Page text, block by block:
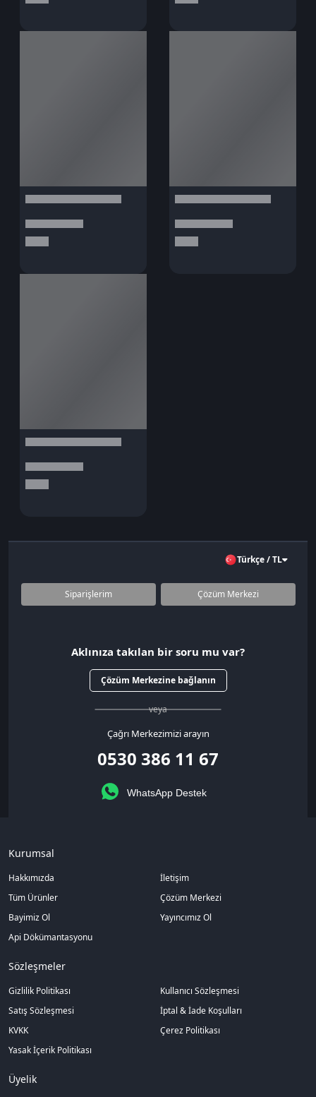
Türkçe / TL
Siparişlerim Çözüm Merkezi
Aklınıza takılan bir soru mu var?
Çözüm Merkezine bağlanın
veya
Çağrı Merkezimizi arayın
0530 386 11 67
WhatsApp Destek
Kurumsal
Hakkımızda
İletişim
Tüm Ürünler
Çözüm Merkezi
Bayimiz Ol
Yayıncımız Ol
Api Dökümantasyonu
Sözleşmeler
Gizlilik Politikası
Kullanıcı Sözleşmesi
Satış Sözleşmesi
İptal & İade Koşulları
KVKK
Çerez Politikası
Yasak İçerik Politikası
Üyelik